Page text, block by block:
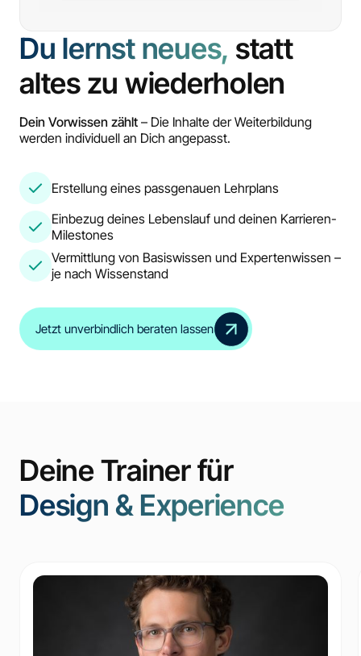
Du lernst neues, statt
altes zu wiederholen
Dein Vorwissen zählt – Die Inhalte der Weiterbildung
werden individuell an Dich angepasst.
Erstellung eines passgenauen Lehrplans
Einbezug deines Lebenslauf und deinen Karrieren-
Milestones
Vermittlung von Basiswissen und Expertenwissen –
je nach Wissenstand
Jetzt unverbindlich beraten lassen
Deine Trainer für
Design & Experience